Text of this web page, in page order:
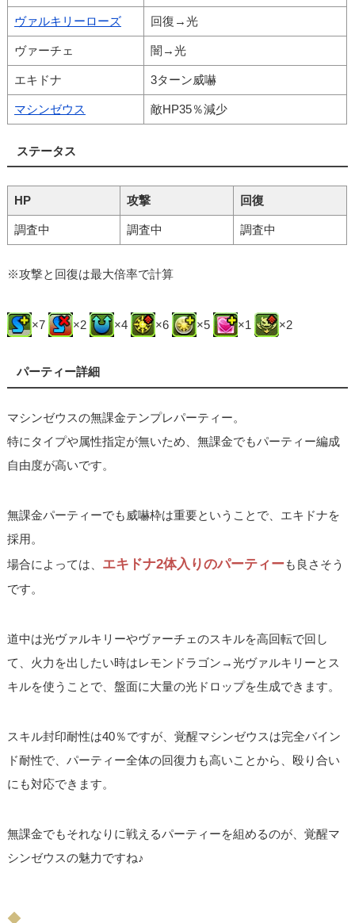
ヴァルキリーローズ 回復→光
ヴァーチェ 闇→光
エキドナ 3ターン威嚇
マシンゼウス 敵HP35％減少
ステータス
HP 攻撃 回復
調査中 調査中 調査中
※攻撃と回復は最大倍率で計算
×7 ×2 ×4 ×6 ×5 ×1 ×2
パーティー詳細
マシンゼウスの無課金テンプレパーティー。
特にタイプや属性指定が無いため、無課金でもパーティー編成
自由度が高いです。
無課金パーティーでも威嚇枠は重要ということで、エキドナを
採用。
場合によっては、 エキドナ2体入りのパーティーも良さそう
です。
道中は光ヴァルキリーやヴァーチェのスキルを高回転で回し
て、火力を出したい時はレモンドラゴン→光ヴァルキリーとス
キルを使うことで、盤面に大量の光ドロップを生成できます。
スキル封印耐性は40％ですが、覚醒マシンゼウスは完全バイン
ド耐性で、パーティー全体の回復力も高いことから、殴り合い
にも対応できます。
無課金でもそれなりに戦えるパーティーを組めるのが、覚醒マ
シンゼウスの魅力ですね♪